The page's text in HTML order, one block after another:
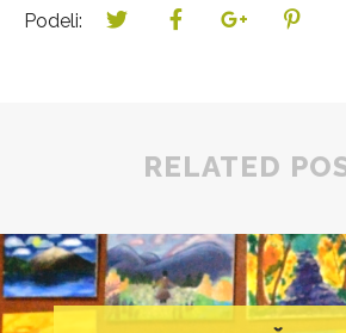
Podeli:
RELATED